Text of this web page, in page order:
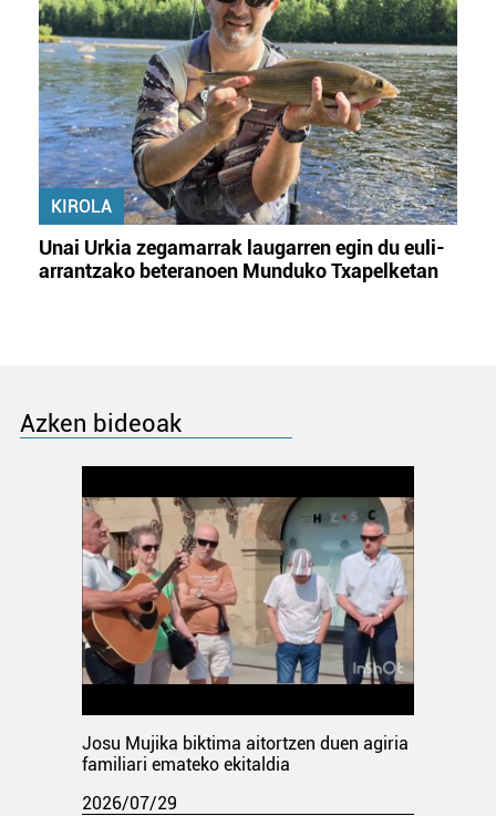
KIROLA
Unai Urkia zegamarrak laugarren egin du euli-
arrantzako beteranoen Munduko Txapelketan
Azken bideoak
Josu Mujika biktima aitortzen duen agiria
familiari emateko ekitaldia
2026/07/29